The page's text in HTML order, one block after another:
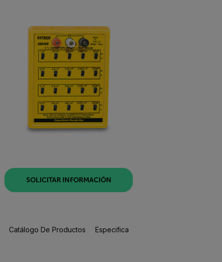
SOLICITAR INFORMACIÓN
Catálogo De Productos Especificaciones